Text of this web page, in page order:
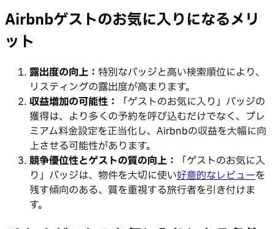
Airbnbゲストのお気に入りになるメリ
ット
露出度の向上： 特別なバッジと高い検索順位により、
リスティングの露出度が高まります。
収益増加の可能性：
「ゲストのお気に入り」バッジの
獲得は、より多くの予約を呼び込むだけでなく、プレ
ミアム料金設定を正当化し、Airbnbの収益を大幅に向
上させる可能性があります。
競争優位性とゲストの質の向上：
「ゲストのお気に入
り」バッジは、物件を大切に使い好意的なレビューを
残す傾向のある、質を重視する旅行者を引き付けま
す。